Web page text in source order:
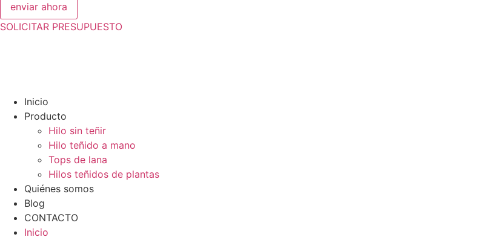
enviar ahora
SOLICITAR PRESUPUESTO
Inicio
Producto
Hilo sin teñir
Hilo teñido a mano
Tops de lana
Hilos teñidos de plantas
Quiénes somos
Blog
CONTACTO
Inicio